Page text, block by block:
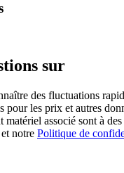
sur
des fluctuations
les prix et autres
associé sont à
et notre Politique de